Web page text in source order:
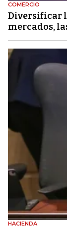
COMERCIO
Diversificar
mercados,
HACIENDA